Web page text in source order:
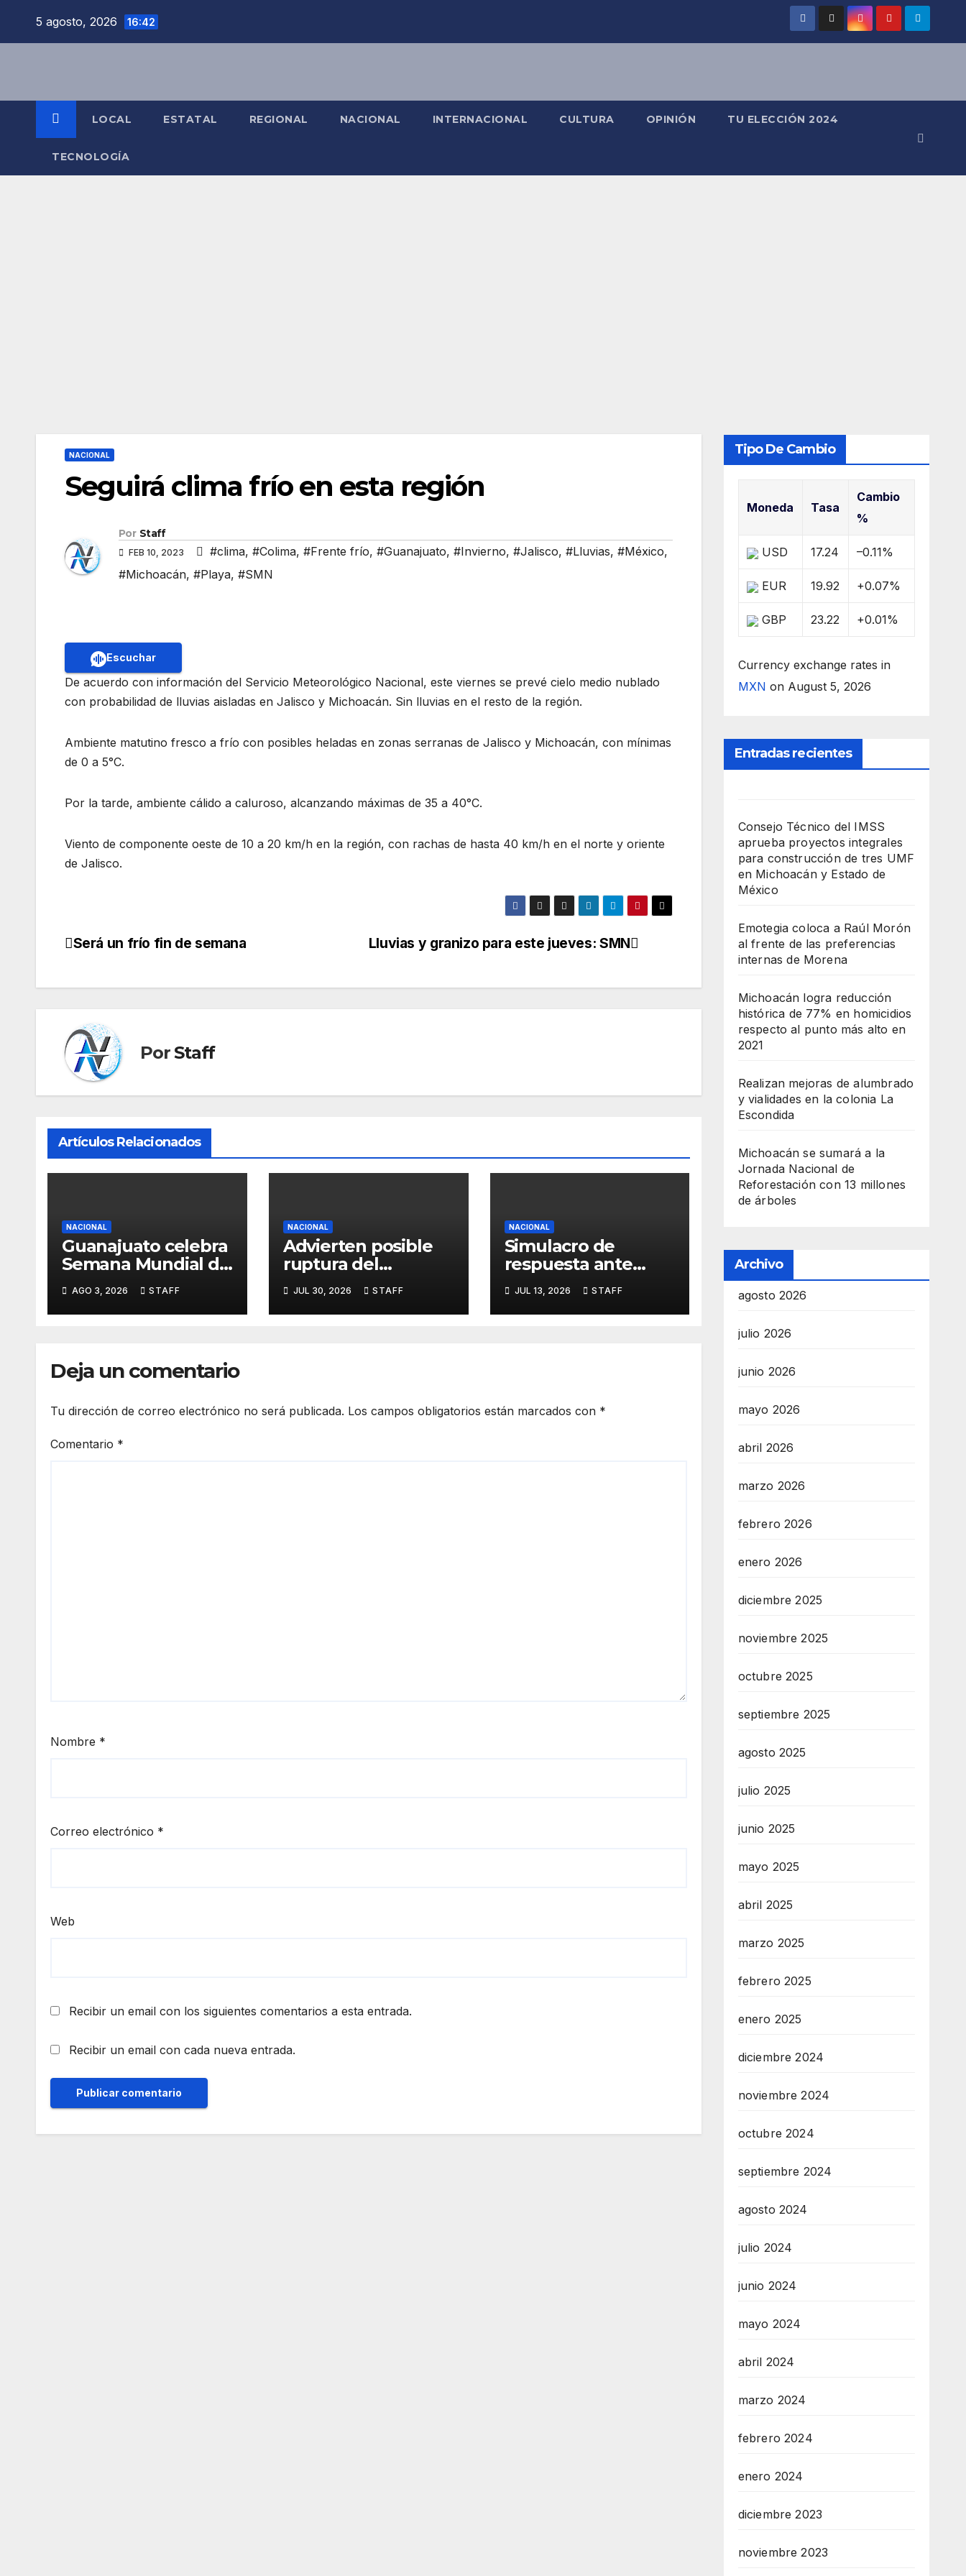
5 agosto, 2026 16:42
LOCAL ESTATAL REGIONAL NACIONAL INTERNACIONAL CULTURA OPINIÓN TU ELECCIÓN 2024
TECNOLOGÍA
NACIONAL
Seguirá clima frío en esta región
Por Staff
FEB 10, 2023 #clima, #Colima, #Frente frío, #Guanajuato, #Invierno, #Jalisco, #Lluvias, #México,
#Michoacán, #Playa, #SMN
Escuchar
De acuerdo con información del Servicio Meteorológico Nacional, este viernes se prevé cielo medio nublado
con probabilidad de lluvias aisladas en Jalisco y Michoacán. Sin lluvias en el resto de la región.
Ambiente matutino fresco a frío con posibles heladas en zonas serranas de Jalisco y Michoacán, con mínimas
de 0 a 5°C.
Por la tarde, ambiente cálido a caluroso, alcanzando máximas de 35 a 40°C.
Viento de componente oeste de 10 a 20 km/h en la región, con rachas de hasta 40 km/h en el norte y oriente
de Jalisco.
Navegación
Lluvias y granizo para este jueves: SMN
Será un frío fin de semana
Por Staff
Artículos Relacionados
NACIONAL
Guanajuato celebra
Semana Mundial de
la Lactancia
Materna 2026.
AGO 3, 2026 STAFF
NACIONAL
Advierten posible
ruptura del
Acuerdo Nacional
Maíz-Tortilla
JUL 30, 2026 STAFF
NACIONAL
Simulacro de
respuesta ante
narcobloqueos este
13 de julio
JUL 13, 2026 STAFF
Deja un comentario
Tu dirección de correo electrónico no será publicada. Los campos obligatorios están marcados con *
Comentario *
Nombre *
Correo electrónico *
Web
Recibir un email con los siguientes comentarios a esta entrada.
Recibir un email con cada nueva entrada.
Tipo De Cambio
Moneda Tasa
Cambio
%
USD 17.24 –0.11%
EUR 19.92 +0.07%
GBP 23.22 +0.01%
Currency exchange rates in
MXN on August 5, 2026
Entradas recientes
Consejo Técnico del IMSS
aprueba proyectos integrales
para construcción de tres UMF
en Michoacán y Estado de
México
Emotegia coloca a Raúl Morón
al frente de las preferencias
internas de Morena
Michoacán logra reducción
histórica de 77% en homicidios
respecto al punto más alto en
2021
Realizan mejoras de alumbrado
y vialidades en la colonia La
Escondida
Michoacán se sumará a la
Jornada Nacional de
Reforestación con 13 millones
de árboles
Archivo
agosto 2026
julio 2026
junio 2026
mayo 2026
abril 2026
marzo 2026
febrero 2026
enero 2026
diciembre 2025
noviembre 2025
octubre 2025
septiembre 2025
agosto 2025
julio 2025
junio 2025
mayo 2025
abril 2025
marzo 2025
febrero 2025
enero 2025
diciembre 2024
noviembre 2024
octubre 2024
septiembre 2024
agosto 2024
julio 2024
junio 2024
mayo 2024
abril 2024
marzo 2024
febrero 2024
enero 2024
diciembre 2023
noviembre 2023